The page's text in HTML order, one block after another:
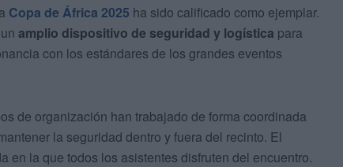
Copa de África 2025 ha sido calificado como ejemplar.
amplio dispositivo de seguridad y logística para
con los estándares de los grandes eventos
de organización han trabajado de forma coordinada
la seguridad dentro y fuera del recinto. El
en la que todos los asistentes disfruten del encuentro.